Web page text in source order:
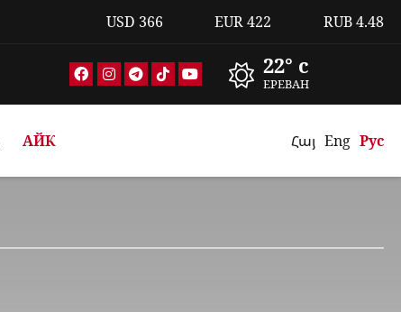
USD 366 EUR422 RUB4.48
22° c
ЕРЕВАН
АЙК Հայ Eng Рус